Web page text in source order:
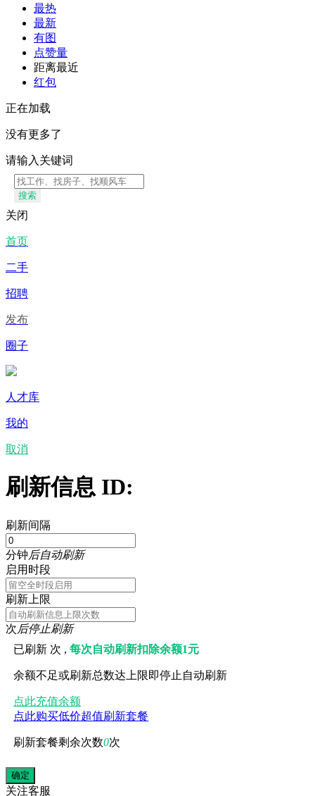
最热
最新
有图
点赞量
距离最近
红包
正在加载
没有更多了
请输入关键词
搜索
关闭
首页
二手
招聘
发布
圈子
人才库
我的
取消
刷新信息 ID:
刷新间隔
分钟后自动刷新
启用时段
刷新上限
次后停止刷新
已刷新 次 ,每次自动刷新扣除余额1元
余额不足或刷新总数达上限即停止自动刷新
点此充值余额
点此购买低价超值刷新套餐
刷新套餐剩余次数0次
关注客服